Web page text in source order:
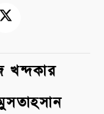
খন্দকার